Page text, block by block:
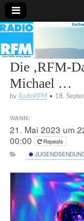
Radio
RFM
Die ‚RFM-
Michael …
by RadioRFM • 18.
WANN:
21. Mai 2023 um
00:00
Repeats